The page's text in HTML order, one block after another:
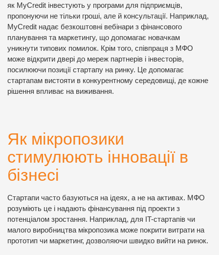
як MyCredit інвестують у програми для підприємців,
пропонуючи не тільки гроші, але й консультації. Наприклад,
MyCredit надає безкоштовні вебінари з фінансового
планування та маркетингу, що допомагає новачкам
уникнути типових помилок. Крім того, співпраця з МФО
може відкрити двері до мереж партнерів і інвесторів,
посилюючи позиції стартапу на ринку. Це допомагає
стартапам вистояти в конкурентному середовищі, де кожне
рішення впливає на виживання.
Як мікропозики
стимулюють інновації в
бізнесі
Стартапи часто базуються на ідеях, а не на активах. МФО
розуміють це і надають фінансування під проекти з
потенціалом зростання. Наприклад, для IT-стартапів чи
малого виробництва мікропозика може покрити витрати на
прототип чи маркетинг, дозволяючи швидко вийти на ринок.